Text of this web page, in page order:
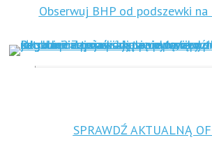
Obserwuj BHP od podszewki
SPRAWDŹ AKTUALNĄ